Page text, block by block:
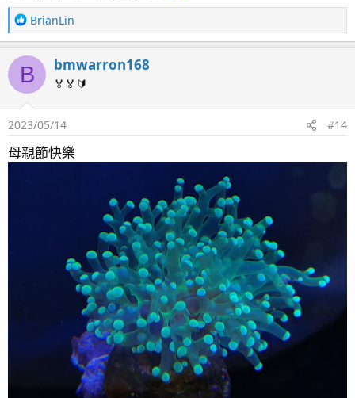
R
e
c
t
i
o
n
：
BrianLin
B bmwarron168
🏅🏅🔰
2023/05/14 #14
母親節快樂